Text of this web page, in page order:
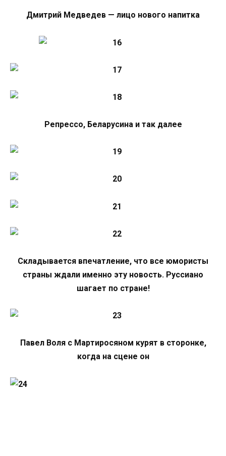
Дмитрий Медведев — лицо нового напитка
Репрессо, Беларусина и так далее
Складывается впечатление, что все юмористы
страны ждали именно эту новость. Руссиано
шагает по стране!
Павел Воля с Мартиросяном курят в сторонке,
когда на сцене он